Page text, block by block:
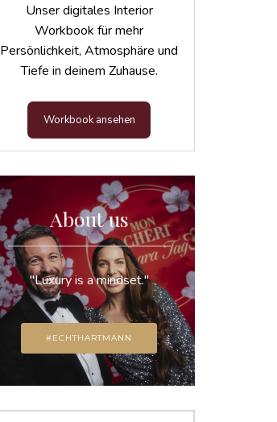
Unser digitales Interior
Workbook für mehr
Persönlichkeit, Atmosphäre und
Tiefe in deinem Zuhause.
Workbook ansehen
About us
"Luxury is a mindset."
#ECHTHARTMANN